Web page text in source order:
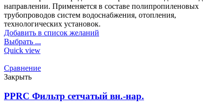
направлении. Применяется в составе полипропиленовых
трубопроводов систем водоснабжения, отопления,
технологических установок.
Добавить в список желаний
Выбрать ...
Quick view
Сравнение
Закрыть
PPRC Фильтр сетчатый вн.-нар.